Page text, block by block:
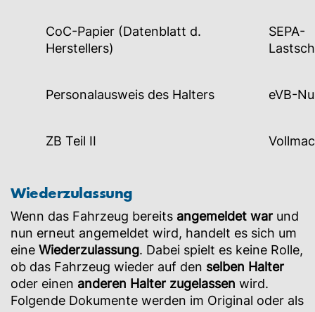
CoC-Papier (Datenblatt d.
Herstellers)
SEPA-
Personalausweis des Halters eVB-
ZB Teil II
Wiederzulassung
Wenn das Fahrzeug bereits angemeldet war und
nun erneut angemeldet wird, handelt es sich um
eine Wiederzulassung. Dabei spielt es keine Rolle,
ob das Fahrzeug wieder auf den selben Halter
oder einen anderen Halter zugelassen wird.
Folgende Dokumente werden im Original oder als